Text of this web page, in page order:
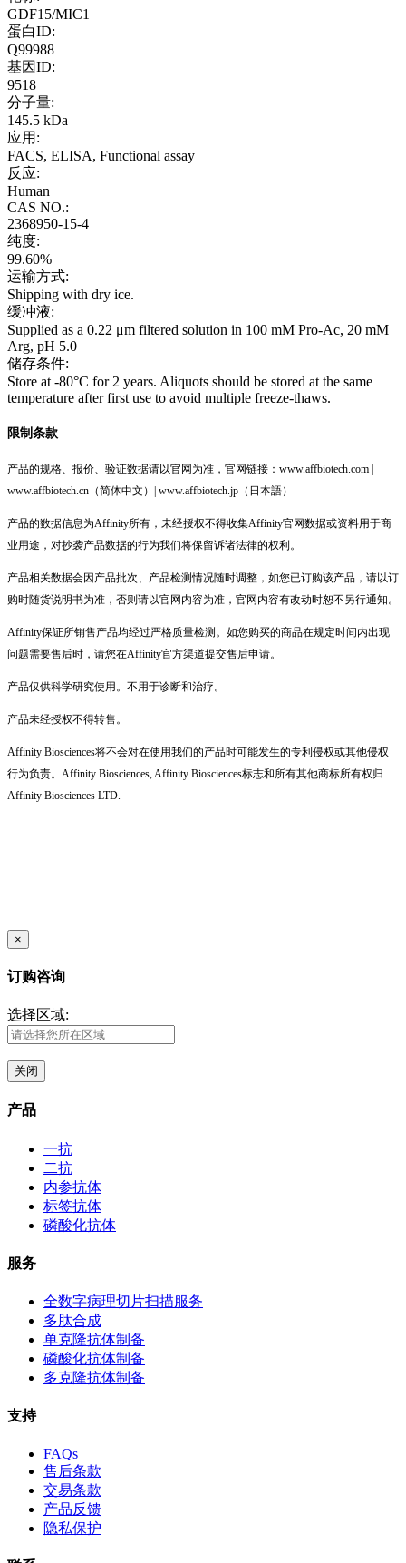
GDF15/MIC1
蛋白ID:
Q99988
基因ID:
9518
分子量:
145.5 kDa
应用:
FACS, ELISA, Functional assay
反应:
Human
CAS NO.:
2368950-15-4
纯度:
99.60%
运输方式:
Shipping with dry ice.
缓冲液:
Supplied as a 0.22 μm filtered solution in 100 mM Pro-Ac, 20 mM
Arg, pH 5.0
储存条件:
Store at -80°C for 2 years. Aliquots should be stored at the same
temperature after first use to avoid multiple freeze-thaws.
限制条款
产品的规格、报价、验证数据请以官网为准，官网链接：www.affbiotech.com |
www.affbiotech.cn（简体中文）| www.affbiotech.jp（日本語）
产品的数据信息为Affinity所有，未经授权不得收集Affinity官网数据或资料用于商
业用途，对抄袭产品数据的行为我们将保留诉诸法律的权利。
产品相关数据会因产品批次、产品检测情况随时调整，如您已订购该产品，请以订
购时随货说明书为准，否则请以官网内容为准，官网内容有改动时恕不另行通知。
Affinity保证所销售产品均经过严格质量检测。如您购买的商品在规定时间内出现
问题需要售后时，请您在Affinity官方渠道提交售后申请。
产品仅供科学研究使用。不用于诊断和治疗。
产品未经授权不得转售。
Affinity Biosciences将不会对在使用我们的产品时可能发生的专利侵权或其他侵权
行为负责。Affinity Biosciences, Affinity Biosciences标志和所有其他商标所有权归
Affinity Biosciences LTD.
×
订购咨询
选择区域:
关闭
产品
一抗
二抗
内参抗体
标签抗体
磷酸化抗体
服务
全数字病理切片扫描服务
多肽合成
单克隆抗体制备
磷酸化抗体制备
多克隆抗体制备
支持
FAQs
售后条款
交易条款
产品反馈
隐私保护